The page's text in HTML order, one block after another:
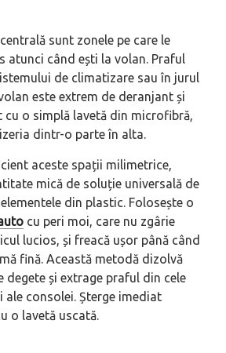
sunt zonele pe care le
atunci când ești la volan. Praful
de climatizare sau în jurul
este extrem de deranjant și
cu o simplă lavetă din microfibră,
dintr-o parte în alta.
aceste spații milimetrice,
mică de soluție universală de
din plastic. Folosește o
cu peri moi, care nu zgârie
lucios, și freacă ușor până când
fină. Această metodă dizolvă
degete și extrage praful din cele
ale consolei. Șterge imediat
o lavetă uscată.